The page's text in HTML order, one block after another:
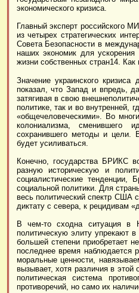
экономического кризиса.
Главный эксперт российского
из четырех стратегических
Совета Безопасности в
наших экономик для ускорения
жизни собственных стран14.
Значение украинского
показал, что Запад и впредь,
затягивая в свою
политике, так и во внутренней,
«общечеловеческими». Во
колониализма, сменившего
сохранившего методы и цели.
будет усиливаться.
Конечно, государства БРИКС
разную историческую и
социалистические
социальной политики. Для
весь политический спектр США
диктату с севера, к рецидивам
В чем-то сходна ситуация в
политическую элиту упрекают
большей степени приобретает
последнее время наблюдается
моральные ценности,
вызывает, хотя различия в
политическая система
противоречий, но само их